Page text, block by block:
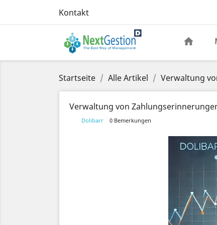
Kontakt
Startseite Alle Artikel Verwaltung
Verwaltung von
Dolibarr 0 Bemerkungen